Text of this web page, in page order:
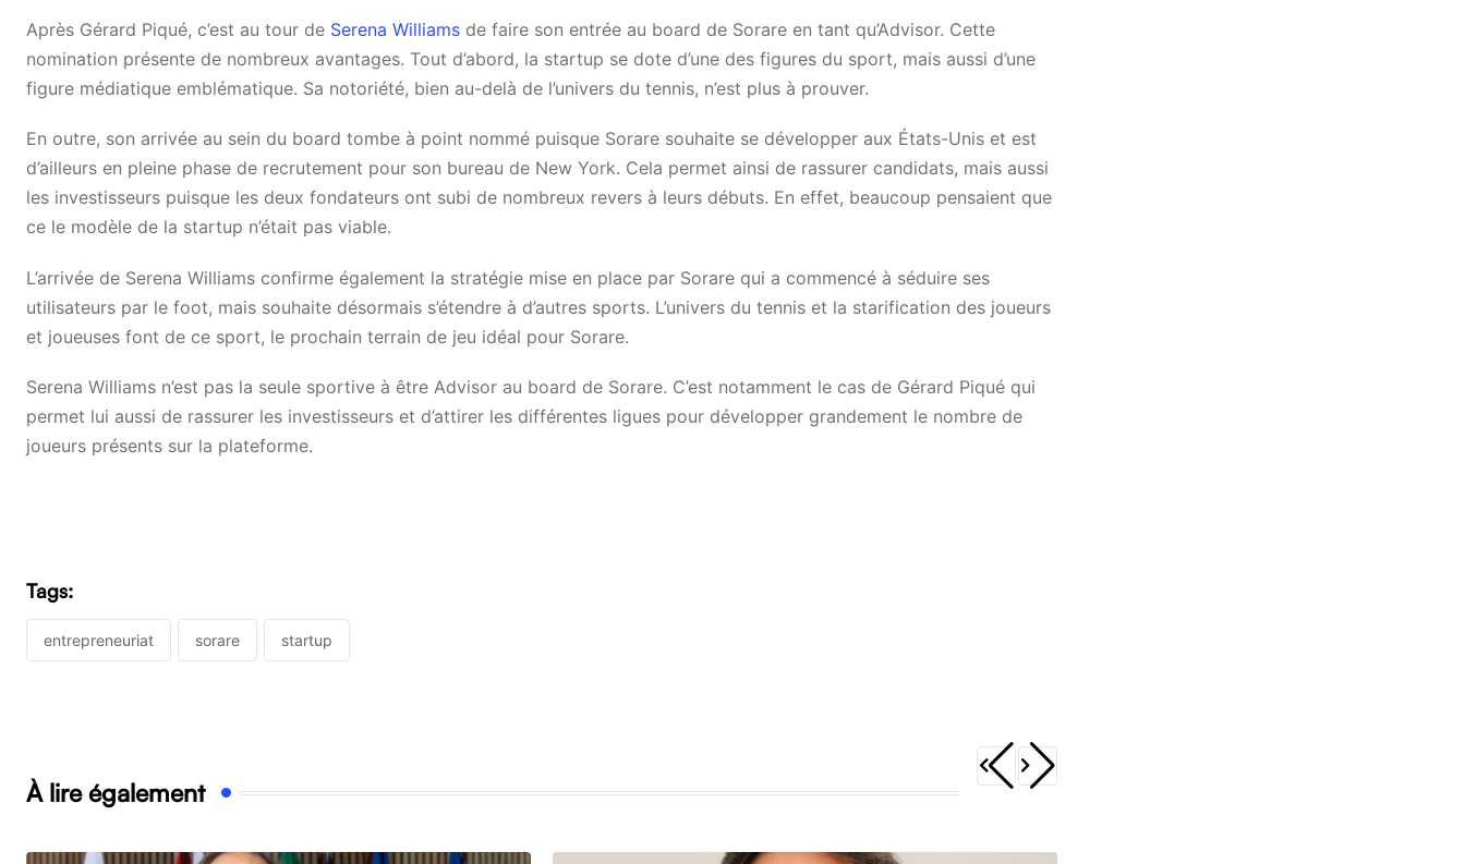
Après Gérard Piqué, c’est au tour de Serena Williams de faire son entrée au board de Sorare en tant qu’Advisor. Cette
nomination présente de nombreux avantages. Tout d’abord, la startup se dote d’une des figures du sport, mais aussi d’une
figure médiatique emblématique. Sa notoriété, bien au-delà de l’univers du tennis, n’est plus à prouver.
En outre, son arrivée au sein du board tombe à point nommé puisque Sorare souhaite se développer aux États-Unis et est
d’ailleurs en pleine phase de recrutement pour son bureau de New York. Cela permet ainsi de rassurer candidats, mais aussi
les investisseurs puisque les deux fondateurs ont subi de nombreux revers à leurs débuts. En effet, beaucoup pensaient que
ce le modèle de la startup n’était pas viable.
L’arrivée de Serena Williams confirme également la stratégie mise en place par Sorare qui a commencé à séduire ses
utilisateurs par le foot, mais souhaite désormais s’étendre à d’autres sports. L’univers du tennis et la starification des joueurs
et joueuses font de ce sport, le prochain terrain de jeu idéal pour Sorare.
Serena Williams n’est pas la seule sportive à être Advisor au board de Sorare. C’est notamment le cas de Gérard Piqué qui
permet lui aussi de rassurer les investisseurs et d’attirer les différentes ligues pour développer grandement le nombre de
joueurs présents sur la plateforme.
Tags:
entrepreneuriat sorare startup
À lire également